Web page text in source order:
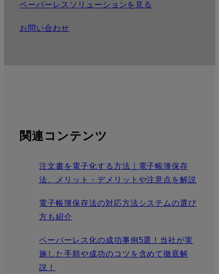
ペーパーレスソリューションを見る
お問い合わせ
関連コンテンツ
注文書を電子化する方法｜電子帳簿保存
法、メリット・デメリットや注意点を解説
電子帳簿保存法の対応方法システムの選び
方も紹介
ペーパーレス化の成功事例5選！当社が実
施した手順や成功のコツを含めて徹底解
説！